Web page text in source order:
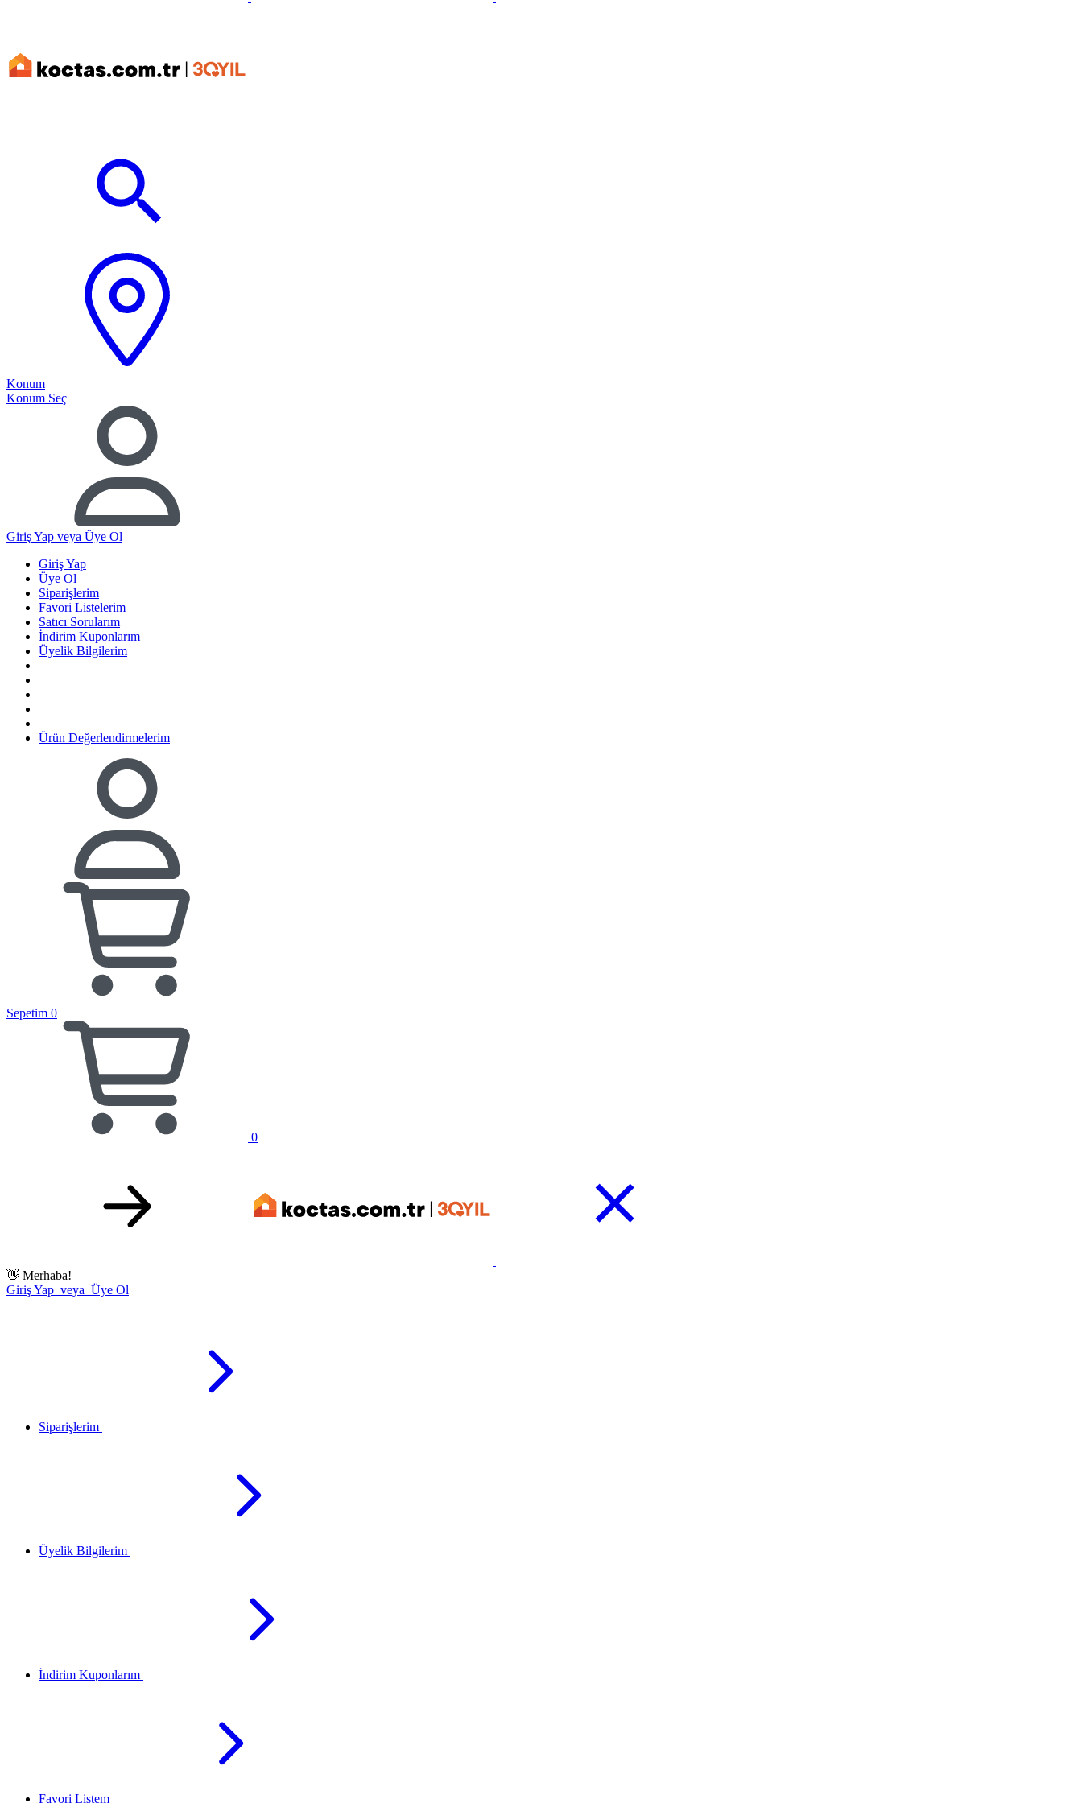
Konum
Konum Seç
Giriş Yap veya Üye Ol
Giriş Yap
Üye Ol
Siparişlerim
Favori Listelerim
Satıcı Sorularım
İndirim Kuponlarım
Üyelik Bilgilerim
Ürün Değerlendirmelerim
Sepetim 0
0
👋 Merhaba!
Giriş Yap veya Üye Ol
Siparişlerim
Üyelik Bilgilerim
İndirim Kuponlarım
Favori Listem